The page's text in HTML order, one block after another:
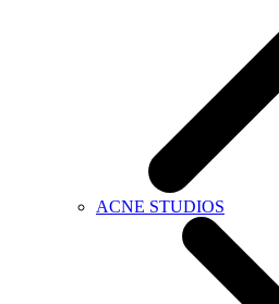
ACNE STUDIOS